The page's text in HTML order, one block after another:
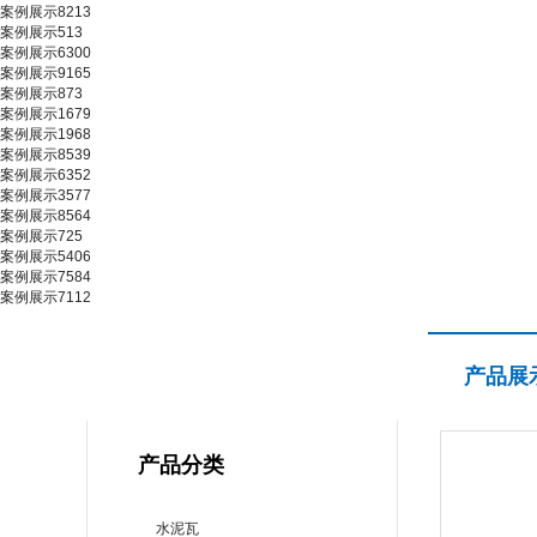
案例展示8213
案例展示513
案例展示6300
案例展示9165
案例展示873
案例展示1679
案例展示1968
案例展示8539
案例展示6352
案例展示3577
案例展示8564
案例展示725
案例展示5406
案例展示7584
案例展示7112
产品分类
水泥瓦
产品展